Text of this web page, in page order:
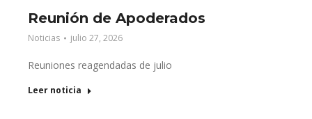
Reunión de Apoderados
Noticias julio 27, 2026
Reuniones reagendadas de julio
Leer noticia